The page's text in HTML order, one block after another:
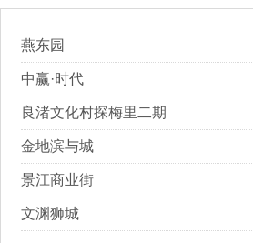
燕东园
中赢·时代
良渚文化村探梅里二期
金地滨与城
景江商业街
文渊狮城